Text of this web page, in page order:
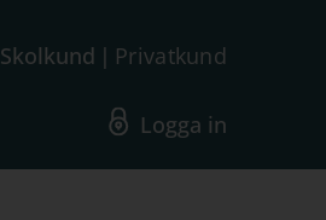
Skolkund Privatkund
Logga in